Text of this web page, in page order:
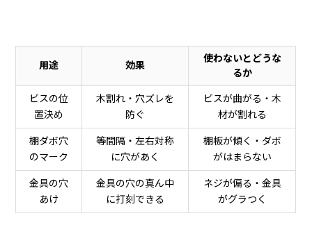
用途 効果
使わないとどうな
るか
ビスの位
置決め
木割れ・穴ズレを
防ぐ
ビスが曲がる・木
材が割れる
棚ダボ穴
のマーク
等間隔・左右対称
に穴があく
棚板が傾く・ダボ
がはまらない
金具の穴
あけ
金具の穴の真ん中
に打刻できる
ネジが偏る・金具
がグラつく